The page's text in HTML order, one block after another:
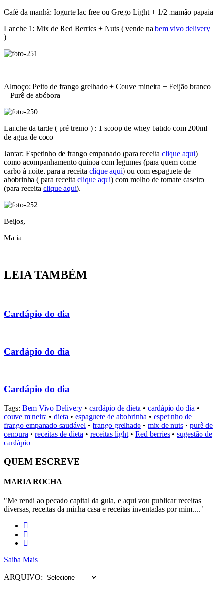
Café da manhã: Iogurte lac free ou Grego Light + 1/2 mamão papaia
Lanche 1: Mix de Red Berries + Nuts ( vende na bem vivo delivery
)
Almoço: Peito de frango grelhado + Couve mineira + Feijão branco
+ Purê de abóbora
Lanche da tarde ( pré treino ) : 1 scoop de whey batido com 200ml
de água de coco
Jantar: Espetinho de frango empanado (para receita clique aqui)
como acompanhamento quinoa com legumes (para quem come
carbo à noite, para a receita clique aqui) ou com espaguete de
abobrinha ( para receita clique aqui) com molho de tomate caseiro
(para receita clique aqui).
Beijos,
Maria
LEIA TAMBÉM
Cardápio do dia
Cardápio do dia
Cardápio do dia
Tags: Bem Vivo Delivery • cardápio de dieta • cardápio do dia •
couve mineira • dieta • espaguete de abobrinha • espetinho de
frango empanado saudável • frango grelhado • mix de nuts • purê de
cenoura • receitas de dieta • receitas light • Red berries • sugestão de
cardápio
QUEM ESCREVE
MARIA ROCHA
"Me rendi ao pecado capital da gula, e aqui vou publicar receitas
diversas, receitas da minha casa e receitas inventadas por mim...."
Saiba Mais
ARQUIVO: